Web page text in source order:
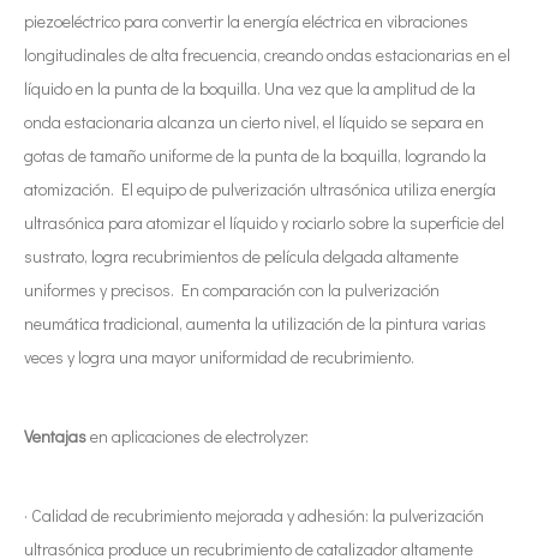
piezoeléctrico para convertir la energía eléctrica en vibraciones
longitudinales de alta frecuencia, creando ondas estacionarias en el
líquido en la punta de la boquilla. Una vez que la amplitud de la
onda estacionaria alcanza un cierto nivel, el líquido se separa en
gotas de tamaño uniforme de la punta de la boquilla, logrando la
atomización. El equipo de pulverización ultrasónica utiliza energía
ultrasónica para atomizar el líquido y rociarlo sobre la superficie del
sustrato, logra recubrimientos de película delgada altamente
uniformes y precisos. En comparación con la pulverización
neumática tradicional, aumenta la utilización de la pintura varias
veces y logra una mayor uniformidad de recubrimiento.
Ventajasen aplicaciones de electrolyzer:
· Calidad de recubrimiento mejorada y adhesión: la pulverización
ultrasónica produce un recubrimiento de catalizador altamente